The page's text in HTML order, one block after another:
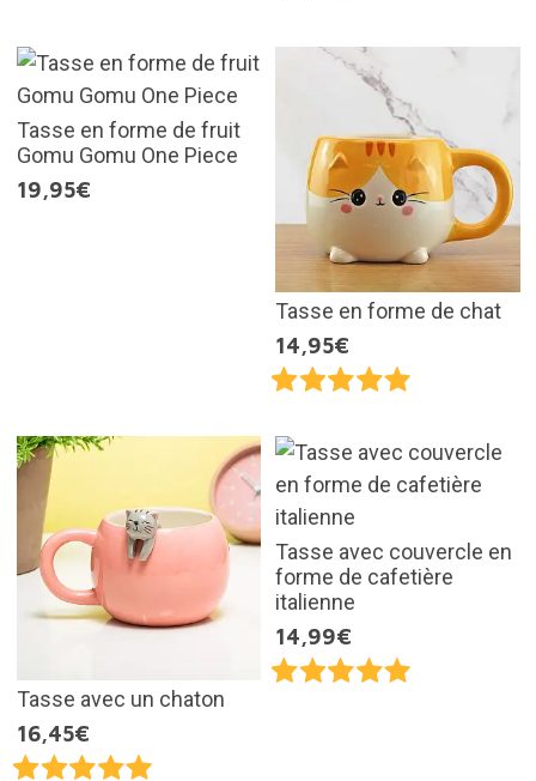
Tasse en forme de fruit
Gomu Gomu One Piece
19,95€
Tasse en forme de chat
14,95€
Tasse avec un chaton
16,45€
Tasse avec couvercle en
forme de cafetière
italienne
14,99€